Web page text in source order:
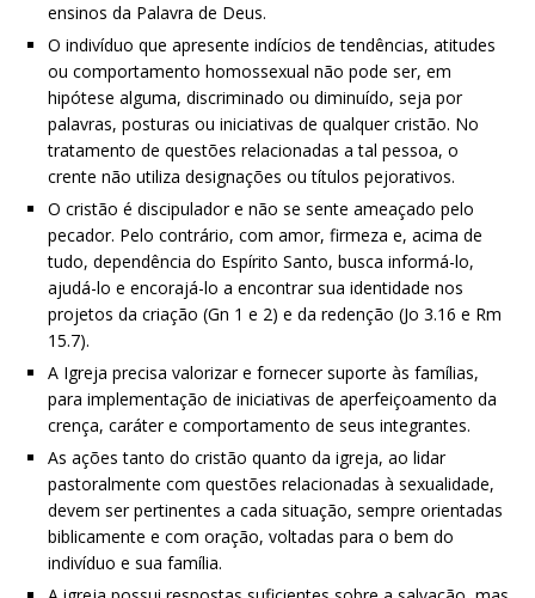
ensinos da Palavra de Deus.
O indivíduo que apresente indícios de tendências, atitudes
ou comportamento homossexual não pode ser, em
hipótese alguma, discriminado ou diminuído, seja por
palavras, posturas ou iniciativas de qualquer cristão. No
tratamento de questões relacionadas a tal pessoa, o
crente não utiliza designações ou títulos pejorativos.
O cristão é discipulador e não se sente ameaçado pelo
pecador. Pelo contrário, com amor, firmeza e, acima de
tudo, dependência do Espírito Santo, busca informá-lo,
ajudá-lo e encorajá-lo a encontrar sua identidade nos
projetos da criação (Gn 1 e 2) e da redenção (Jo 3.16 e Rm
15.7).
A Igreja precisa valorizar e fornecer suporte às famílias,
para implementação de iniciativas de aperfeiçoamento da
crença, caráter e comportamento de seus integrantes.
As ações tanto do cristão quanto da igreja, ao lidar
pastoralmente com questões relacionadas à sexualidade,
devem ser pertinentes a cada situação, sempre orientadas
biblicamente e com oração, voltadas para o bem do
indivíduo e sua família.